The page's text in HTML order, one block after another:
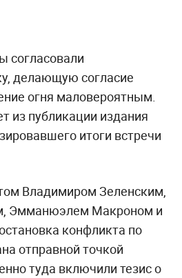
согласовали
делающую согласие
огня маловероятным.
из публикации издания
итоги встречи
Владимиром Зеленским,
Эмманюэлем Макроном и
конфликта по
отправной точкой
туда включили тезис о